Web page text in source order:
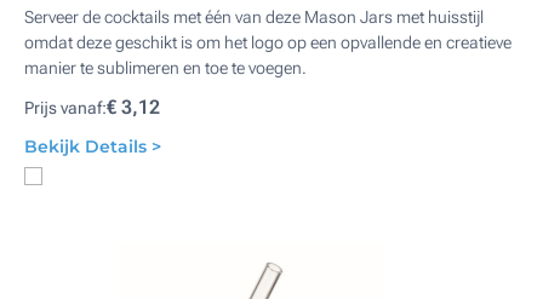
Serveer de cocktails met één van deze Mason Jars met huisstijl
omdat deze geschikt is om het logo op een opvallende en creatieve
manier te sublimeren en toe te voegen.
Prijs vanaf:€ 3,12
Bekijk Details >